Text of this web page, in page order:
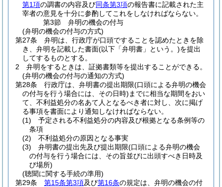
第1項の調書の内容及び同条第3項の報告書に記載された主
宰者の意見を十分に参酌してこれをしなければならない。
第3節
弁明の機会の付与
(弁明の機会の付与の方式)
第27条
弁明は、行政庁が口頭ですることを認めたときを除
き、弁明を記載した書面(以下「弁明書」という。)を提出
してするものとする。
2
弁明をするときは、証拠書類等を提出することができる。
(弁明の機会の付与の通知の方式)
第28条
行政庁は、弁明書の提出期限(口頭による弁明の機会
の付与を行う場合には、その日時) までに相当な期間をおい
て、不利益処分の名あて人となるべき者に対し、次に掲げ
る事項を書面により通知しなければならない。
(1)
予定される不利益処分の内容及び根拠となる条例等の
条項
(2)
不利益処分の原因となる事実
(3)
弁明書の提出先及び提出期限(口頭による弁明の機会
の付与を行う場合には、その旨並びに出頭すべき日時及
び場所)
(聴聞に関する手続の準用)
第29条
第15条第3項及び第16条の規定は、弁明の機会の付